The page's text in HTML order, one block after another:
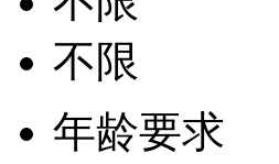
不限
年龄要求